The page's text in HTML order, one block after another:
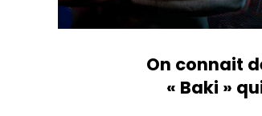
On connait
« Baki »